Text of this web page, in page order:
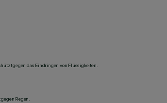
gegen das Eindringen von Flüssigkeiten.
Regen.